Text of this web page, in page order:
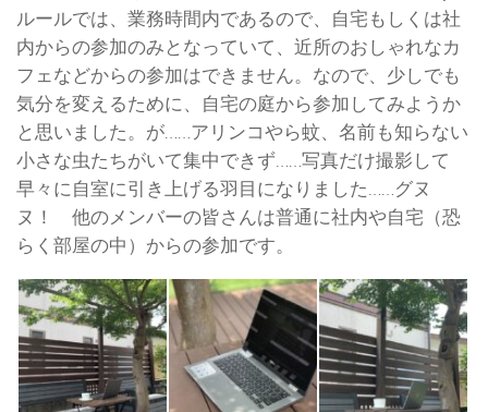
ルールでは、業務時間内であるので、自宅もしくは社
内からの参加のみとなっていて、近所のおしゃれなカ
フェなどからの参加はできません。なので、少しでも
気分を変えるために、自宅の庭から参加してみようか
と思いました。が……アリンコやら蚊、名前も知らない
小さな虫たちがいて集中できず……写真だけ撮影して
早々に自室に引き上げる羽目になりました……グヌ
ヌ！ 他のメンバーの皆さんは普通に社内や自宅（恐
らく部屋の中）からの参加です。